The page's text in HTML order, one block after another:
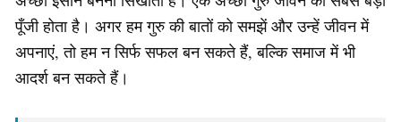
पूँजी होता है। अगर हम गुरु की बातों को समझें और उन्हें जीवन में
अपनाएं, तो हम न सिर्फ सफल बन सकते हैं, बल्कि समाज में भी
आदर्श बन सकते हैं।